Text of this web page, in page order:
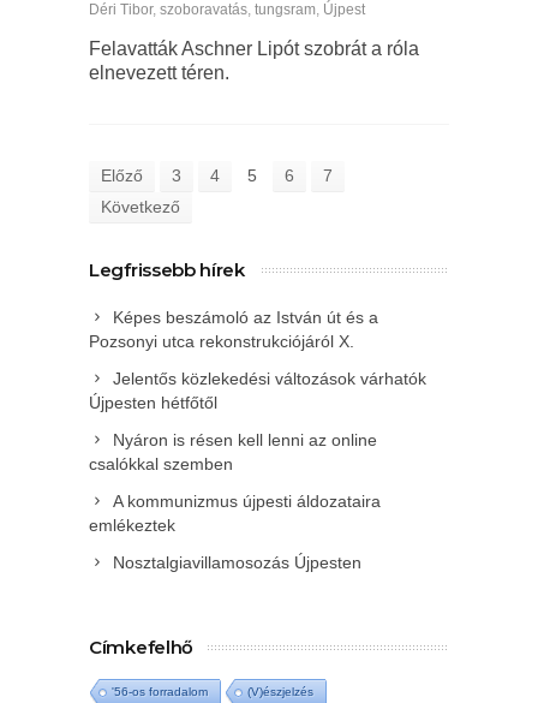
Déri Tibor, szoboravatás, tungsram, Újpest
Felavatták Aschner Lipót szobrát a róla
elnevezett téren.
Előző 3 4 5 6
7
Következő
Legfrissebb hírek
Képes beszámoló az István út és a
Pozsonyi utca rekonstrukciójáról X.
Jelentős közlekedési változások várhatók
Újpesten hétfőtől
Nyáron is résen kell lenni az online
csalókkal szemben
A kommunizmus újpesti áldozataira
emlékeztek
Nosztalgiavillamosozás Újpesten
Címkefelhő
'56-os forradalom (V)észjelzés